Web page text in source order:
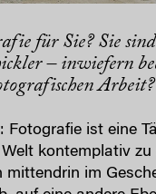
für Sie?Sie sind
– inwiefern
Arbeit?
: Fotografie ist eine
kontemplativ zu
mittendrin im